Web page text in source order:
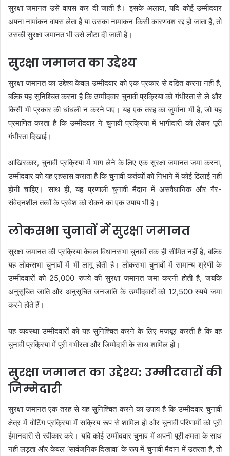
सुरक्षा जमानत उसे वापस कर दी जाती है। इसके अलावा, यदि कोई उम्मीदवार
अपना नामांकन वापस लेता है या उसका नामांकन किसी कारणवश रद्द हो जाता है, तो
उसकी सुरक्षा जमानत भी उसे लौटा दी जाती है।
सुरक्षा जमानत का उद्देश्य
सुरक्षा जमानत का उद्देश्य केवल उम्मीदवार को एक प्रकार से दंडित करना नहीं है,
बल्कि यह सुनिश्चित करना है कि उम्मीदवार चुनावी प्रक्रिया को गंभीरता से ले और
किसी भी प्रकार की धांधली न करने पाए। यह एक तरह का जुर्माना भी है, जो यह
प्रमाणित करता है कि उम्मीदवार ने चुनावी प्रक्रिया में भागीदारी को लेकर पूरी
गंभीरता दिखाई।
आखिरकार, चुनावी प्रक्रिया में भाग लेने के लिए एक सुरक्षा जमानत जमा करना,
उम्मीदवार को यह एहसास कराता है कि चुनावी कर्तव्यों को निभाने में कोई ढिलाई नहीं
होनी चाहिए। साथ ही, यह प्रणाली चुनावी मैदान में असंवैधानिक और गैर-
संवेदनशील तत्वों के प्रवेश को रोकने का एक उपाय भी है।
लोकसभा चुनावों में सुरक्षा जमानत
सुरक्षा जमानत की प्रक्रिया केवल विधानसभा चुनावों तक ही सीमित नहीं है, बल्कि
यह लोकसभा चुनावों में भी लागू होती है। लोकसभा चुनावों में सामान्य श्रेणी के
उम्मीदवारों को 25,000 रुपये की सुरक्षा जमानत जमा करनी होती है, जबकि
अनुसूचित जाति और अनुसूचित जनजाति के उम्मीदवारों को 12,500 रुपये जमा
करने होते हैं।
यह व्यवस्था उम्मीदवारों को यह सुनिश्चित करने के लिए मजबूर करती है कि वह
चुनावी प्रक्रिया में पूरी गंभीरता और जिम्मेदारी के साथ शामिल हों।
सुरक्षा जमानत का उद्देश्य: उम्मीदवारों की
जिम्मेदारी
सुरक्षा जमानत एक तरह से यह सुनिश्चित करने का उपाय है कि उम्मीदवार चुनावी
क्षेत्र में वोटिंग प्रक्रिया में सक्रिय रूप से शामिल हो और चुनावी परिणामों को पूरी
ईमानदारी से स्वीकार करे। यदि कोई उम्मीदवार चुनाव में अपनी पूरी क्षमता के साथ
नहीं लड़ता और केवल ‘सार्वजनिक दिखावा’ के रूप में चुनावी मैदान में उतरता है, तो